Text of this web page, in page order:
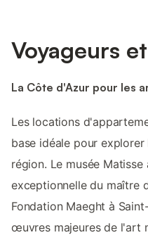
Voyageurs
La Côte d'Azur pour les
Les locations
base idéale pour
région. Le musée
exceptionnelle du maître
Fondation Maeght à
œuvres majeures de l'art